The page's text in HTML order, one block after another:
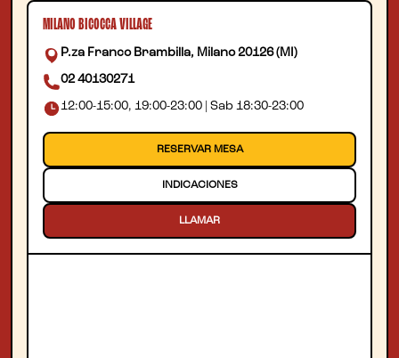
MILANO BICOCCA VILLAGE
P.za Franco Brambilla, Milano 20126 (MI)
02 40130271
12:00-15:00, 19:00-23:00 | Sab 18:30-23:00
RESERVAR MESA
INDICACIONES
LLAMAR